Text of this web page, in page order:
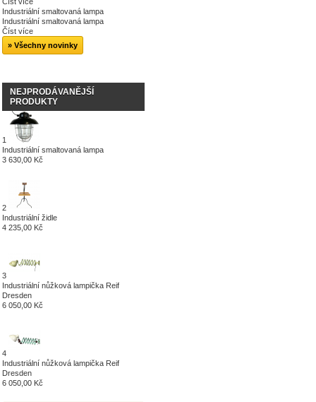
Industriální smaltovaná lampa
Industriální smaltovaná lampa
Číst více
» Všechny novinky
NEJPRODÁVANĚJŠÍ
PRODUKTY
1
Industriální smaltovaná lampa
3 630,00 Kč
2
Industriální židle
4 235,00 Kč
3
Industriální nůžková lampička Reif
Dresden
6 050,00 Kč
4
Industriální nůžková lampička Reif
Dresden
6 050,00 Kč